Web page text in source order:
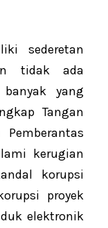
sederetan
tidak ada
yang
Tangan
kerugian
korupsi
proyek
elektronik